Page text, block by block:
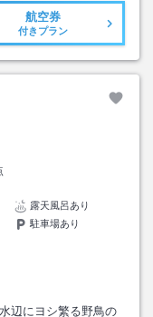
航空券
付きプラン
露天風呂あり
駐車場あり
辺にヨシ繁る野鳥の